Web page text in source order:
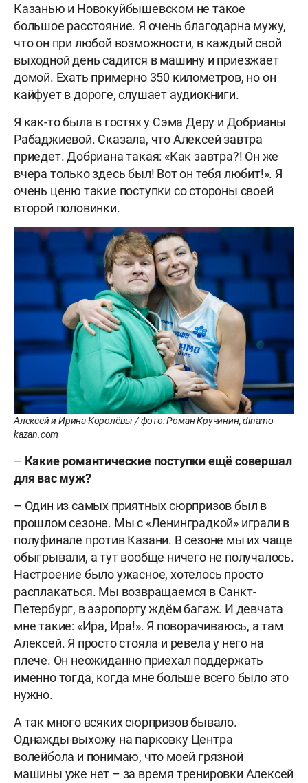
Казанью и Новокуйбышевском не такое
большое расстояние. Я очень благодарна мужу,
что он при любой возможности, в каждый свой
выходной день садится в машину и приезжает
домой. Ехать примерно 350 километров, но он
кайфует в дороге, слушает аудиокниги.
Я как-то была в гостях у Сэма Деру и Добрианы
Рабаджиевой. Сказала, что Алексей завтра
приедет. Добриана такая: «Как завтра?! Он же
вчера только здесь был! Вот он тебя любит!». Я
очень ценю такие поступки со стороны своей
второй половинки.
Алексей и Ирина Королёвы / фото: Роман Кручинин, dinamo-
kazan.com
– Какие романтические поступки ещё совершал
для вас муж?
– Один из самых приятных сюрпризов был в
прошлом сезоне. Мы с «Ленинградкой» играли в
полуфинале против Казани. В сезоне мы их чаще
обыгрывали, а тут вообще ничего не получалось.
Настроение было ужасное, хотелось просто
расплакаться. Мы возвращаемся в Санкт-
Петербург, в аэропорту ждём багаж. И девчата
мне такие: «Ира, Ира!». Я поворачиваюсь, а там
Алексей. Я просто стояла и ревела у него на
плече. Он неожиданно приехал поддержать
именно тогда, когда мне больше всего было это
нужно.
А так много всяких сюрпризов бывало.
Однажды выхожу на парковку Центра
волейбола и понимаю, что моей грязной
машины уже нет – за время тренировки Алексей